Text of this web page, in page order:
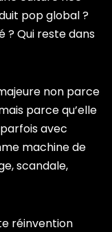
pop global ?
? Qui reste dans
non parce
parce qu’elle
avec
machine de
scandale,
réinvention